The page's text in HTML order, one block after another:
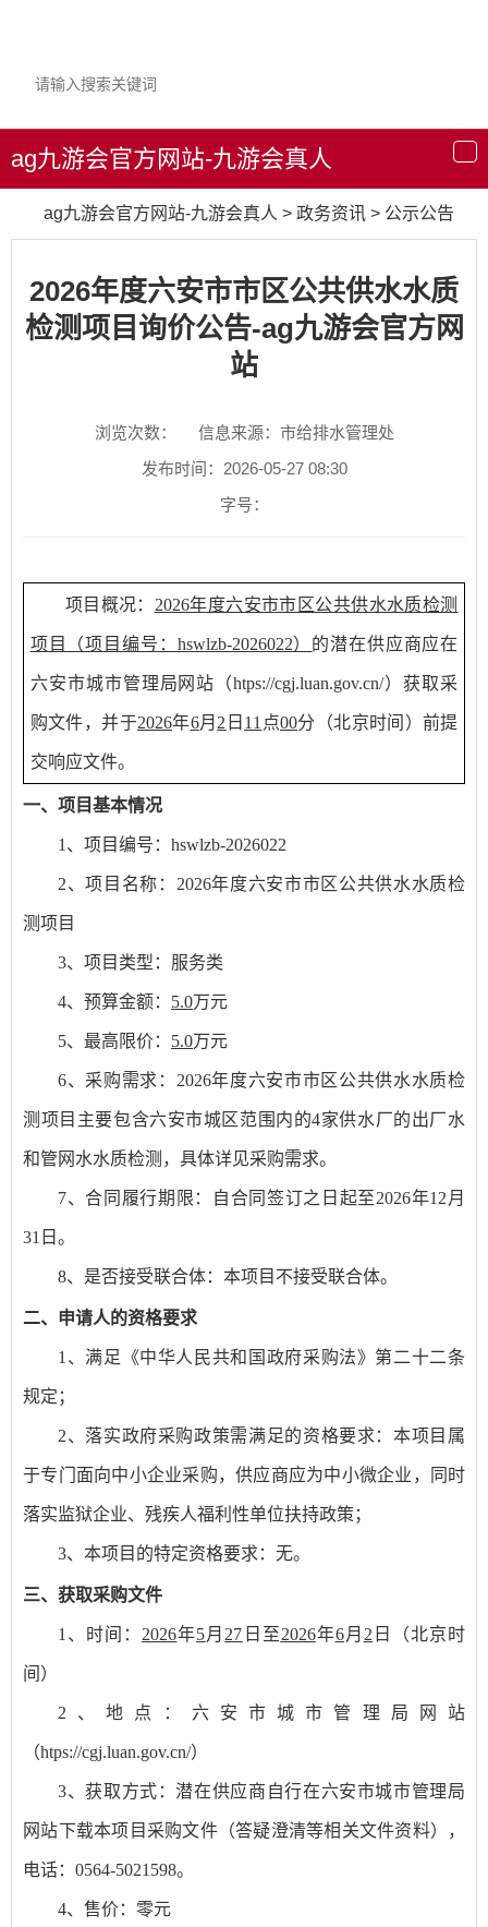
导
航
ag九游会官方网站-九游会真人
ag九游会官方网站-九游会真人 > 政务资讯 > 公示公告
2026年度六安市市区公共供水水质
检测项目询价公告-ag九游会官方网
站
浏览次数：
信息来源：市给排水管理处
发布时间：2026-05-27 08:30
字号：
项目概况： 2026年度六安市市区公共供水水质检测
项目 （项目编号： hswlzb-2026022） 的潜在供应商应在
六安市城市管理局网站（htps://cgj.luan.gov.cn/）获取采
购文件，并于2026年6月 2 日 11 点00分（北京时间）前提
交响应文件。
一、项目基本情况
1、项目编号： hswlzb-2026022
2、项目名称： 2026年度六安市市区公共供水水质检
测项目
3、项目类型： 服务类
4、预算金额： 5.0万元
5、最高限价： 5.0万元
6、采购需求： 2026年度六安市市区公共供水水质检
测项目主要包含六安市城区范围内的4家供水厂的出厂水
和管网水水质检测，具体详见采购需求。
7、合同履行期限：自合同签订之日起至2026年12月
31日。
8、是否接受联合体：本项目不接受联合体。
二、申请人的资格要求
1、满足《中华人民共和国政府采购法》第二十二条
规定；
2、落实政府采购政策需满足的资格要求：本项目属
于专门面向中小企业采购，供应商应为中小微企业，同时
落实监狱企业、残疾人福利性单位扶持政策；
3、本项目的特定资格要求： 无。
三、获取采购文件
1、时间：2026年5月27 日至2026年6月 2日 （北京时
间）
2、地点：六安市城市管理局网站
（htps://cgj.luan.gov.cn/）
3、获取方式：潜在供应商自行在六安市城市管理局
网站下载本项目采购文件（答疑澄清等相关文件资料），
电话： 0564-5021598。
4、售价：零元